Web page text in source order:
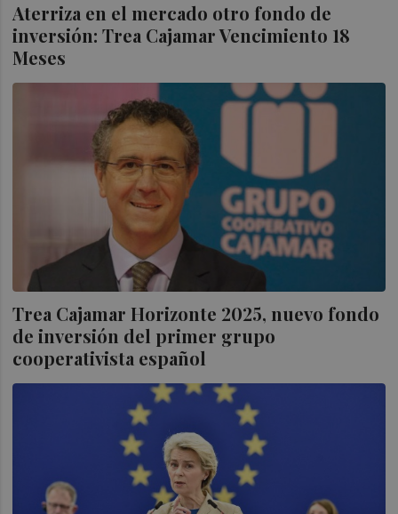
Aterriza en el mercado otro fondo de
inversión: Trea Cajamar Vencimiento 18
Meses
Trea Cajamar Horizonte 2025, nuevo fondo
de inversión del primer grupo
cooperativista español